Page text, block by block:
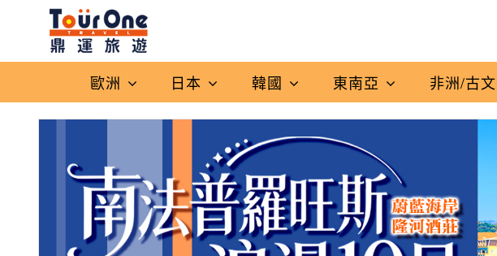
歐洲 日本 韓國 東南亞 非洲/古